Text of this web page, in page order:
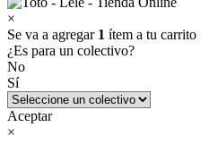
×
Se va a agregar 1 ítem a tu carrito
¿Es para un colectivo?
No
Sí
Aceptar
×